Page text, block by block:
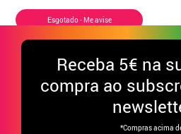
Esgotado - Me avise
Receba 5€ na
compra ao
*Compras acima